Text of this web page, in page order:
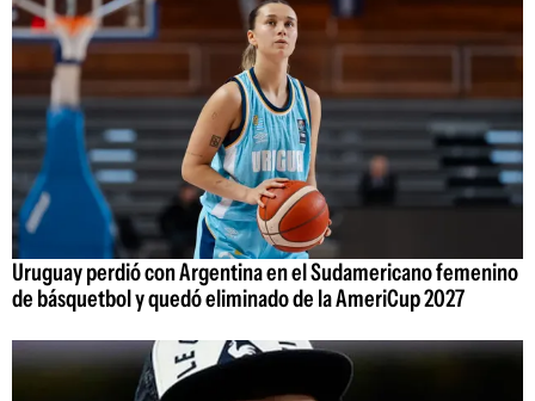
Uruguay perdió con Argentina en el Sudamericano femenino
de básquetbol y quedó eliminado de la AmeriCup 2027